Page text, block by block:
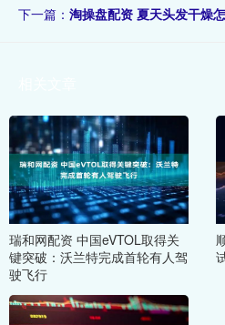
下一篇： 淘操盘配资 夏天头发干燥
瑞和网配资 中国eVTOL取得关
键突破：沃兰特完成首轮有人驾
驶飞行